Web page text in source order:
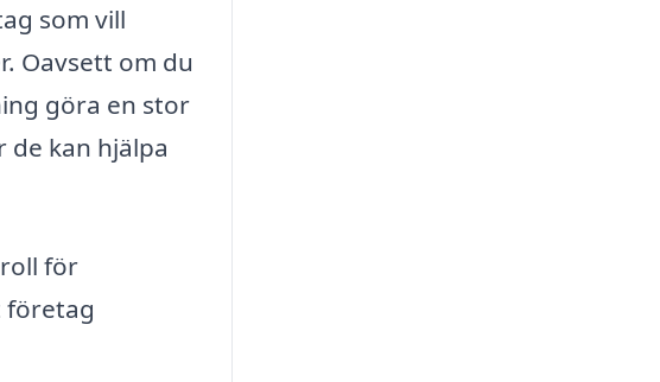
som vill
Oavsett om du
göra en stor
de kan hjälpa
för
företag